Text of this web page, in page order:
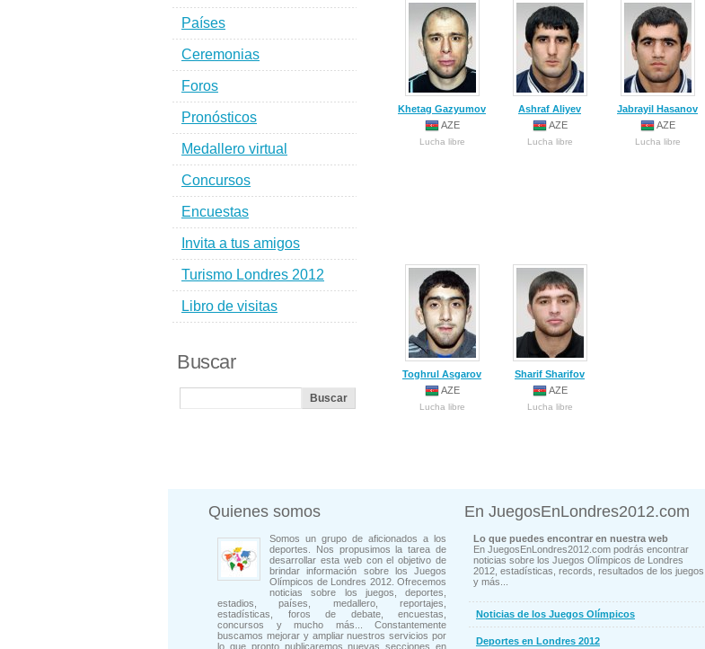
Khetag Gazyumov
AZE
Lucha libre
Ashraf Aliyev
AZE
Lucha libre
Jabrayil Hasanov
AZE
Lucha libre
Toghrul Asgarov
AZE
Lucha libre
Sharif Sharifov
AZE
Lucha libre
Países
Ceremonias
Foros
Pronósticos
Medallero virtual
Concursos
Encuestas
Invita a tus amigos
Turismo Londres 2012
Libro de visitas
Buscar
Quienes somos
Somos un grupo de aficionados a los
deportes. Nos propusimos la tarea de
desarrollar esta web con el objetivo de
brindar información sobre los Juegos
Olímpicos de Londres 2012. Ofrecemos
noticias sobre los juegos, deportes,
estadios, países, medallero, reportajes,
estadísticas, foros de debate, encuestas,
concursos y mucho más... Constantemente
buscamos mejorar y ampliar nuestros servicios por
lo que pronto publicaremos nuevas secciones en
En JuegosEnLondres2012.com
Lo que puedes encontrar en nuestra web
En JuegosEnLondres2012.com podrás encontrar
noticias sobre los Juegos Olímpicos de Londres
2012, estadísticas, records, resultados de los juegos
y más...
Noticias de los Juegos Olímpicos
Deportes en Londres 2012